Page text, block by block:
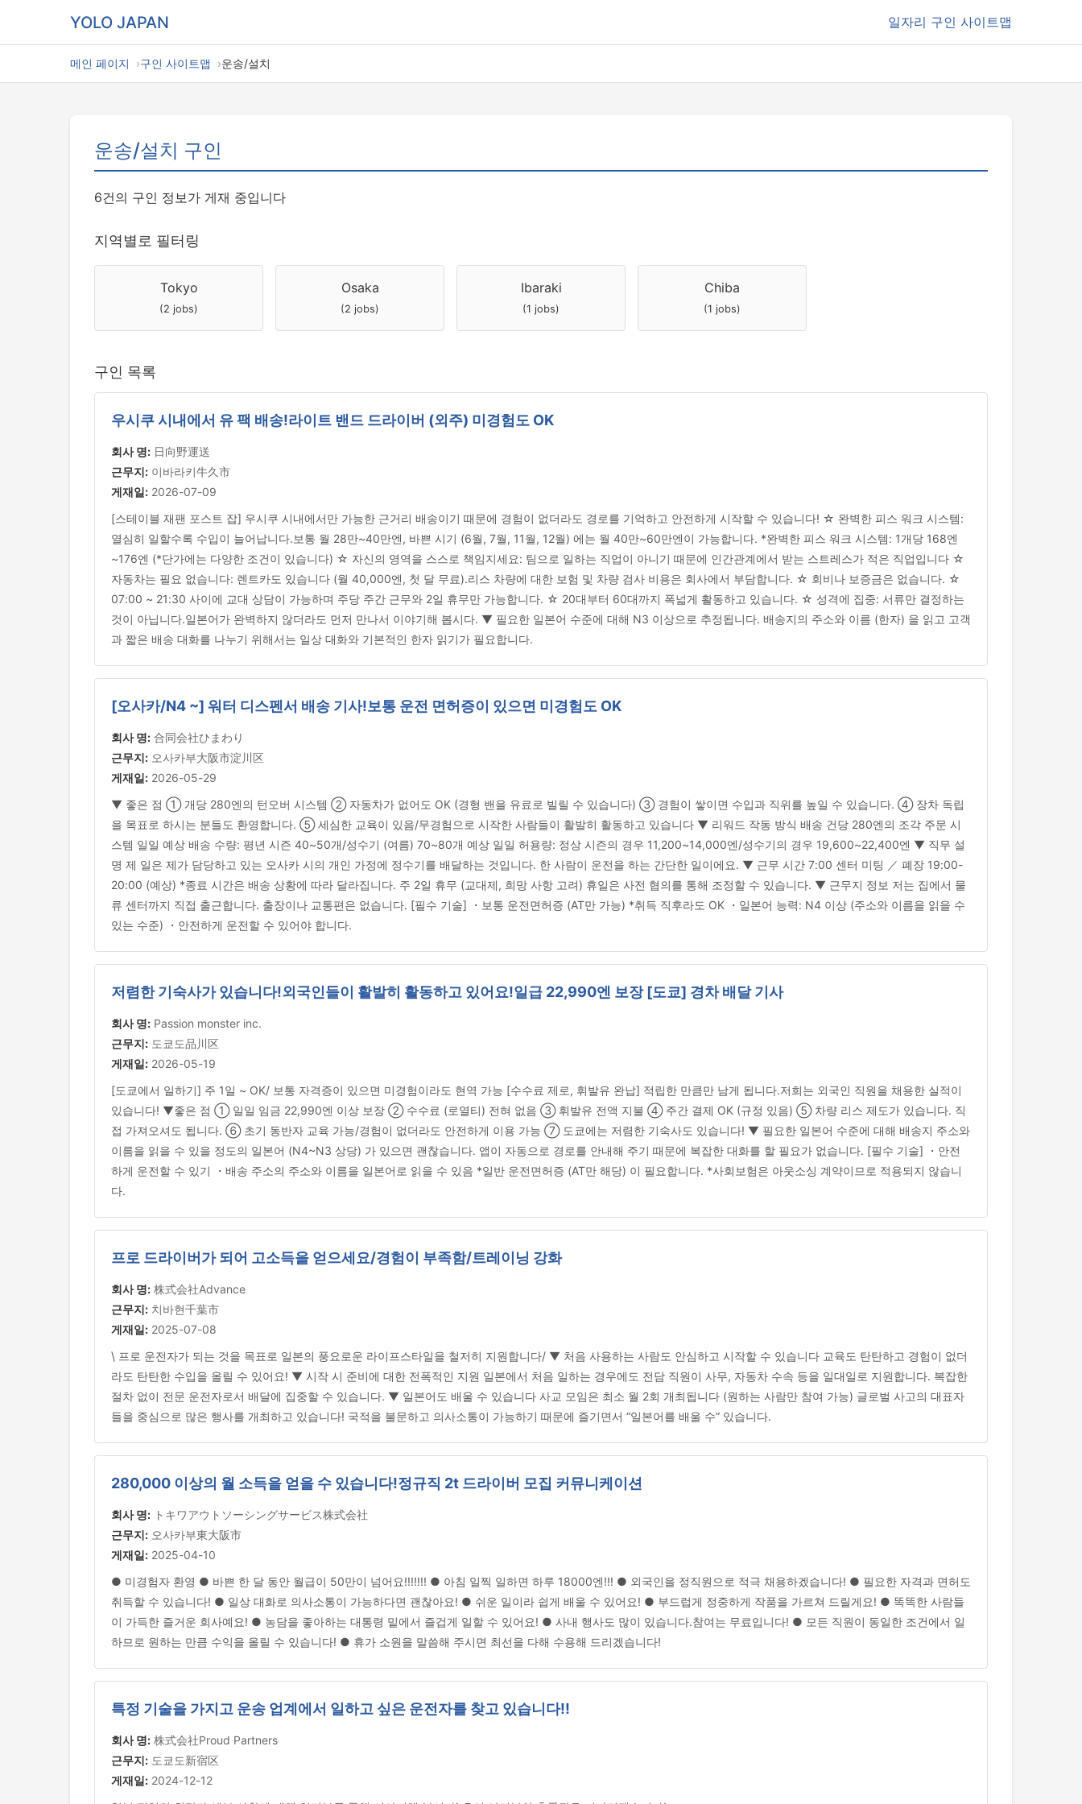
YOLO JAPAN 일자리 구인 사이트맵
메인 페이지 구인 사이트맵 운송/설치
운송/설치 구인
6건의 구인 정보가 게재 중입니다
지역별로 필터링
Tokyo
(2 jobs)
Osaka
(2 jobs)
Ibaraki
(1 jobs)
Chiba
(1 jobs)
구인 목록
우시쿠 시내에서 유 팩 배송!라이트 밴드 드라이버 (외주) 미경험도 OK
회사 명: 日向野運送
근무지: 이바라키牛久市
게재일: 2026-07-09
[스테이블 재팬 포스트 잡] 우시쿠 시내에서만 가능한 근거리 배송이기 때문에 경험이 없더라도 경로를 기억하고 안전하게 시작할 수 있습니다! ☆ 완벽한 피스 워크 시스템:
열심히 일할수록 수입이 늘어납니다.보통 월 28만~40만엔, 바쁜 시기 (6월, 7월, 11월, 12월) 에는 월 40만~60만엔이 가능합니다. *완벽한 피스 워크 시스템: 1개당 168엔
~176엔 (*단가에는 다양한 조건이 있습니다) ☆ 자신의 영역을 스스로 책임지세요: 팀으로 일하는 직업이 아니기 때문에 인간관계에서 받는 스트레스가 적은 직업입니다 ☆
자동차는 필요 없습니다: 렌트카도 있습니다 (월 40,000엔, 첫 달 무료).리스 차량에 대한 보험 및 차량 검사 비용은 회사에서 부담합니다. ☆ 회비나 보증금은 없습니다. ☆
07:00 ~ 21:30 사이에 교대 상담이 가능하며 주당 주간 근무와 2일 휴무만 가능합니다. ☆ 20대부터 60대까지 폭넓게 활동하고 있습니다. ☆ 성격에 집중: 서류만 결정하는
것이 아닙니다.일본어가 완벽하지 않더라도 먼저 만나서 이야기해 봅시다. ▼ 필요한 일본어 수준에 대해 N3 이상으로 추정됩니다. 배송지의 주소와 이름 (한자) 을 읽고 고객
과 짧은 배송 대화를 나누기 위해서는 일상 대화와 기본적인 한자 읽기가 필요합니다.
[오사카/N4 ~] 워터 디스펜서 배송 기사!보통 운전 면허증이 있으면 미경험도 OK
회사 명: 合同会社ひまわり
근무지: 오사카부大阪市淀川区
게재일: 2026-05-29
▼ 좋은 점 ① 개당 280엔의 턴오버 시스템 ② 자동차가 없어도 OK (경형 밴을 유료로 빌릴 수 있습니다) ③ 경험이 쌓이면 수입과 직위를 높일 수 있습니다. ④ 장차 독립
을 목표로 하시는 분들도 환영합니다. ⑤ 세심한 교육이 있음/무경험으로 시작한 사람들이 활발히 활동하고 있습니다 ▼ 리워드 작동 방식 배송 건당 280엔의 조각 주문 시
스템 일일 예상 배송 수량: 평년 시즌 40~50개/성수기 (여름) 70~80개 예상 일일 허용량: 정상 시즌의 경우 11,200~14,000엔/성수기의 경우 19,600~22,400엔 ▼ 직무 설
명 제 일은 제가 담당하고 있는 오사카 시의 개인 가정에 정수기를 배달하는 것입니다. 한 사람이 운전을 하는 간단한 일이에요. ▼ 근무 시간 7:00 센터 미팅 ／ 폐장 19:00-
20:00 (예상) *종료 시간은 배송 상황에 따라 달라집니다. 주 2일 휴무 (교대제, 희망 사항 고려) 휴일은 사전 협의를 통해 조정할 수 있습니다. ▼ 근무지 정보 저는 집에서 물
류 센터까지 직접 출근합니다. 출장이나 교통편은 없습니다. [필수 기술] ・보통 운전면허증 (AT만 가능) *취득 직후라도 OK ・일본어 능력: N4 이상 (주소와 이름을 읽을 수
있는 수준) ・안전하게 운전할 수 있어야 합니다.
저렴한 기숙사가 있습니다!외국인들이 활발히 활동하고 있어요!일급 22,990엔 보장 [도쿄] 경차 배달 기사
회사 명: Passion monster inc.
근무지: 도쿄도品川区
게재일: 2026-05-19
[도쿄에서 일하기] 주 1일 ~ OK/ 보통 자격증이 있으면 미경험이라도 현역 가능 [수수료 제로, 휘발유 완납] 적립한 만큼만 남게 됩니다.저희는 외국인 직원을 채용한 실적이
있습니다! ▼좋은 점 ① 일일 임금 22,990엔 이상 보장 ② 수수료 (로열티) 전혀 없음 ③ 휘발유 전액 지불 ④ 주간 결제 OK (규정 있음) ⑤ 차량 리스 제도가 있습니다. 직
접 가져오셔도 됩니다. ⑥ 초기 동반자 교육 가능/경험이 없더라도 안전하게 이용 가능 ⑦ 도쿄에는 저렴한 기숙사도 있습니다! ▼ 필요한 일본어 수준에 대해 배송지 주소와
이름을 읽을 수 있을 정도의 일본어 (N4~N3 상당) 가 있으면 괜찮습니다. 앱이 자동으로 경로를 안내해 주기 때문에 복잡한 대화를 할 필요가 없습니다. [필수 기술] ・안전
하게 운전할 수 있기 ・배송 주소의 주소와 이름을 일본어로 읽을 수 있음 *일반 운전면허증 (AT만 해당) 이 필요합니다. *사회보험은 아웃소싱 계약이므로 적용되지 않습니
다.
프로 드라이버가 되어 고소득을 얻으세요/경험이 부족함/트레이닝 강화
회사 명: 株式会社Advance
근무지: 치바현千葉市
게재일: 2025-07-08
\ 프로 운전자가 되는 것을 목표로 일본의 풍요로운 라이프스타일을 철저히 지원합니다/ ▼ 처음 사용하는 사람도 안심하고 시작할 수 있습니다 교육도 탄탄하고 경험이 없더
라도 탄탄한 수입을 올릴 수 있어요! ▼ 시작 시 준비에 대한 전폭적인 지원 일본에서 처음 일하는 경우에도 전담 직원이 사무, 자동차 수속 등을 일대일로 지원합니다. 복잡한
절차 없이 전문 운전자로서 배달에 집중할 수 있습니다. ▼ 일본어도 배울 수 있습니다 사교 모임은 최소 월 2회 개최됩니다 (원하는 사람만 참여 가능) 글로벌 사고의 대표자
들을 중심으로 많은 행사를 개최하고 있습니다! 국적을 불문하고 의사소통이 가능하기 때문에 즐기면서 “일본어를 배울 수” 있습니다.
280,000 이상의 월 소득을 얻을 수 있습니다!정규직 2t 드라이버 모집 커뮤니케이션
회사 명: トキワアウトソーシングサービス株式会社
근무지: 오사카부東大阪市
게재일: 2025-04-10
● 미경험자 환영 ● 바쁜 한 달 동안 월급이 50만이 넘어요!!!!!!! ● 아침 일찍 일하면 하루 18000엔!!! ● 외국인을 정직원으로 적극 채용하겠습니다! ● 필요한 자격과 면허도
취득할 수 있습니다! ● 일상 대화로 의사소통이 가능하다면 괜찮아요! ● 쉬운 일이라 쉽게 배울 수 있어요! ● 부드럽게 정중하게 작품을 가르쳐 드릴게요! ● 똑똑한 사람들
이 가득한 즐거운 회사예요! ● 농담을 좋아하는 대통령 밑에서 즐겁게 일할 수 있어요! ● 사내 행사도 많이 있습니다.참여는 무료입니다! ● 모든 직원이 동일한 조건에서 일
하므로 원하는 만큼 수익을 올릴 수 있습니다! ● 휴가 소원을 말씀해 주시면 최선을 다해 수용해 드리겠습니다!
특정 기술을 가지고 운송 업계에서 일하고 싶은 운전자를 찾고 있습니다!!
회사 명: 株式会社Proud Partners
근무지: 도쿄도新宿区
게재일: 2024-12-12